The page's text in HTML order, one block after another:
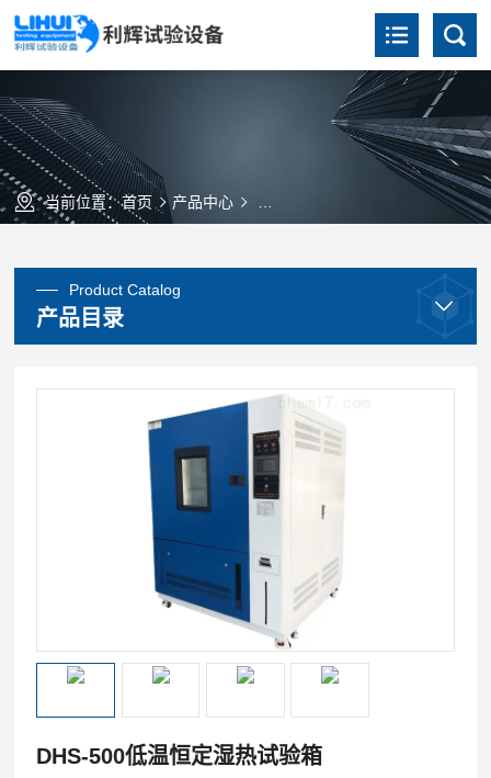
当前位置：首页 产品中心 低温恒定湿热试验箱（高精度）
Product Catalog
产品目录
DHS-500低温恒定湿热试验箱